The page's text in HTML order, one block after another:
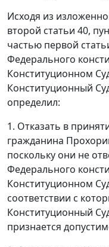
Исходя из
второй статьи 40,
частью первой
Федерального
Конституционном
Конституционный
определил:
1. Отказать в
гражданина
поскольку они не
Федерального
Конституционном
соответствии с
Конституционный
признается